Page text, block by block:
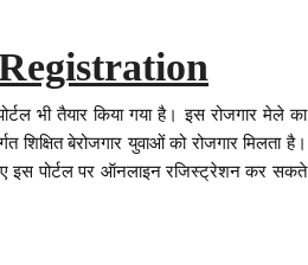
भी तैयार किया गया है। इस रोजगार मेले का
बेरोजगार युवाओं को रोजगार मिलता है।
इस पोर्टल पर ऑनलाइन रजिस्ट्रेशन कर सकते